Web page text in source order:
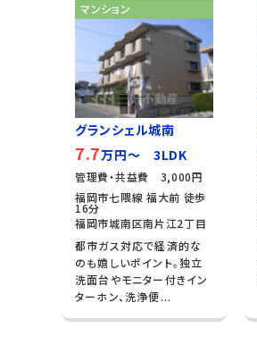
マンション
グランシェル城南
7.7万円～ 3LDK
管理費・共益費 3,000円
福岡市七隈線 福大前 徒歩
16分
福岡市城南区南片江2丁目
都市ガス対応で経済的な
のも嬉しいポイント。独立
洗面台やモニター付きイン
ターホン、洗浄便...